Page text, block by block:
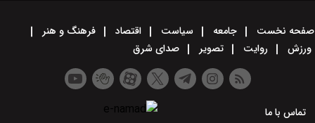
صفحه نخست جامعه سیاست اقتصاد
فرهنگ و هنر
ورزش
روایت تصویر صدای شرق
تماس با ما